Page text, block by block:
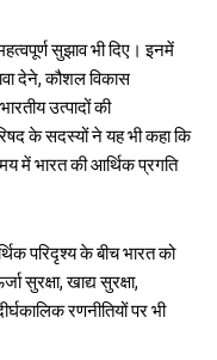
सुझाव भी दिए। इनमें
देने, कौशल विकास
उत्पादों की
के सदस्यों ने यह भी कहा कि
में भारत की आर्थिक प्रगति
परिदृश्य के बीच भारत को
सुरक्षा, खाद्य सुरक्षा,
रणनीतियों पर भी